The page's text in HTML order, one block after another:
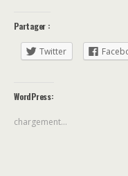
Partager :
Twitter
WordPress:
chargement…